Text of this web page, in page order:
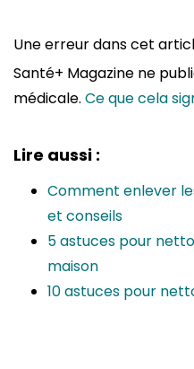
Une erreur dans cet
Santé+ Magazine ne
médicale. Ce que cela
Lire aussi :
Comment enlever
et conseils
5 astuces pour
maison
10 astuces pour